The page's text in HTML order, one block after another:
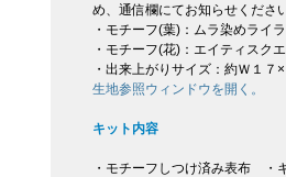
め、通信欄にてお知らせくださ
・モチーフ(葉)：ムラ染めライ
・モチーフ(花)：エイティスク
・出来上がりサイズ：約Ｗ１７
生地参照ウィンドウを開く。
キット内容
・モチーフしつけ済み表布